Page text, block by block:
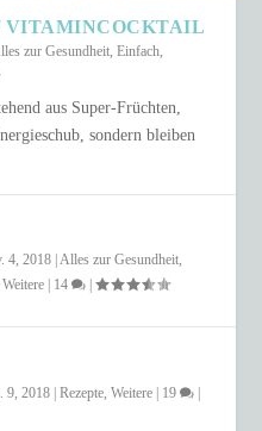
VITAMINCOCKTAIL
zur Gesundheit,Einfach,
aus Super-Früchten,
sondern bleiben
4, 2018 |Alles zur Gesundheit,
Weitere 14 |
9, 2018 |Rezepte,Weitere 19